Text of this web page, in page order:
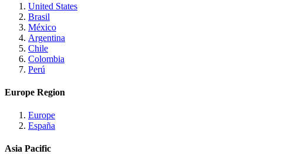
United States
Brasil
México
Argentina
Chile
Colombia
Perú
Europe Region
Europe
España
Asia Pacific